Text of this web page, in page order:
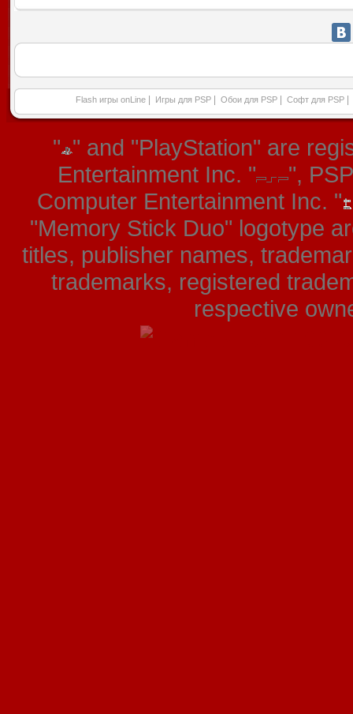
Flash игры onLine Игры для PSP Обои для PSP Софт для PSP
" " and "PlayStation" are
Entertainment Inc. "
",
Computer Entertainment Inc. "
"Memory Stick Duo" logotype
titles, publisher names,
trademarks, registered
respective